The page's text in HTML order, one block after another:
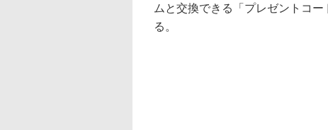
ムと交換できる「プレゼントコ
る。